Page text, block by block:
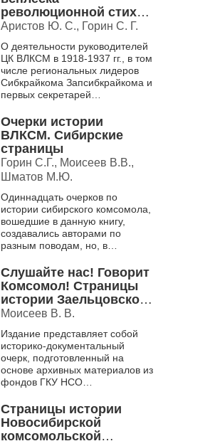
революционной стихии
к крушению союза
Аристов Ю. С., Горин С. Г.
О деятельности руководителей
ЦК ВЛКСМ в 1918-1937 гг., в том
числе региональных лидеров
Сибкрайкома Запсибкрайкома и
первых секретарей
комитета комсомола 1937-1991
гг. Книга ...
Очерки истории
ВЛКСМ. Сибирские
страницы
Горин С.Г., Моисеев В.В.,
Шматов М.Ю.
Одиннадцать очерков по
истории сибирского комсомола,
вошедшие в данную книгу,
создавались авторами по
разным поводам, но, в
празднованию 100-летия
ВЛКСМ, которое было мас...
Слушайте нас! Говорит
Комсомол! Страницы
истории Заельцовской
комсомольской
организации: 1940-1991
гг. .
Моисеев В. В.
Издание представляет собой
историко-документальный
очерк, подготовленный на
основе архивных материалов из
фондов ГКУ НСО
Новосибирской области»,
сборника документов
«Оборонная п...
Страницы истории
Новосибирской
комсомольской